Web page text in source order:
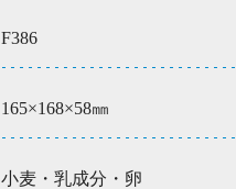
F386
165×168×58㎜
小麦・乳成分・卵